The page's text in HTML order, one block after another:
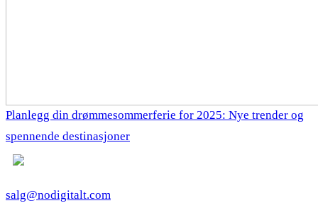
Planlegg din drømmesommerferie for 2025: Nye trender og
spennende destinasjoner
salg@nodigitalt.com